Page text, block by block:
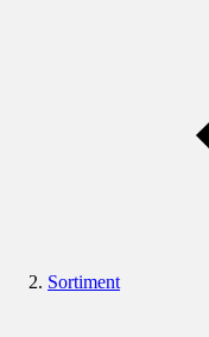
Sortiment